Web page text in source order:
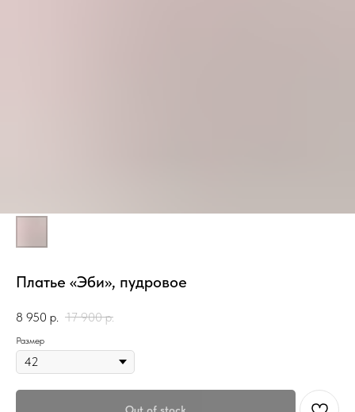
Платье «Эби», пудровое
8 950 р. 17 900 р.
Размер
Out of stock